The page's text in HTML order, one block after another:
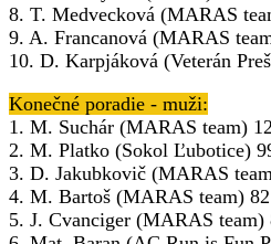
8. T. Medvecková (MARAS
9. A. Francanová (MARAS
10. D. Karpjáková (Veterán
Konečné poradie - muži:
1. M. Suchár (MARAS team)
2. M. Platko (Sokol Ľubotice)
3. D. Jakubkovič (MARAS
4. M. Bartoš (MARAS team) 82
5. J. Cvanciger (MARAS team)